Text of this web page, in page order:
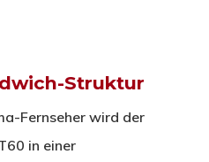
Struktur
Fernseher wird der
in einer